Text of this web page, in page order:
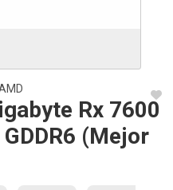
Rx 7600
(Mejor